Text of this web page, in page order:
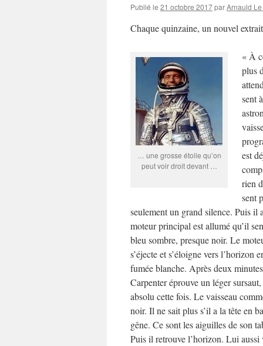
Publié le 21 octobre 2017parArnauld
Chaque quinzaine, un nouvel
… une grosse étoile qu’on
peut voir droit devant …
« À
plus
sent
est
rien
sent
seulement un grand silence. Puis il
moteur principal est allumé qu’il
bleu sombre, presque noir. Le
s’éjecte et s’éloigne vers
fumée blanche. Après deux
Carpenter éprouve un léger
absolu cette fois. Le vaisseau
noir. Il ne sait plus s’il a la tête en
gêne. Ce sont les aiguilles de son
Puis il retrouve l’horizon. Lui aussi